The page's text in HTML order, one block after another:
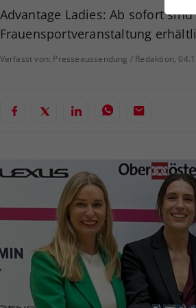
Advantage Ladies: Ab sofort
Frauensportveranstaltung
Verfasst von: Presseaussendung / Redaktion,